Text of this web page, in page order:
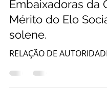
Títulos de
Embaixadoras da
Mérito do Elo
solene.
RELAÇÃO DE